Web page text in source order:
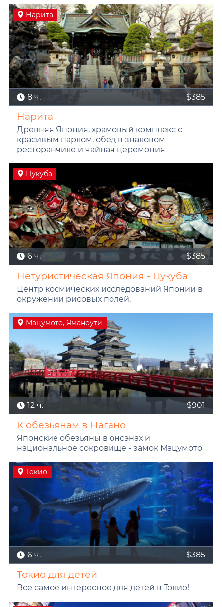
8 ч. $385
Нарита
Нарита
Древняя Япония, храмовый комплекс с
красивым парком, обед в знаковом
ресторанчике и чайная церемония
6 ч. $385
Цукуба
Нетуристическая Япония - Цукуба
Центр космических исследований Японии в
окружении рисовых полей.
12 ч. $901
Мацумото, Яманоути
К обезьянам в Нагано
Японские обезьяны в онсэнах и
национальное сокровище - замок Мацумото
6 ч. $385
Токио
Токио для детей
Все самое интересное для детей в Токио!